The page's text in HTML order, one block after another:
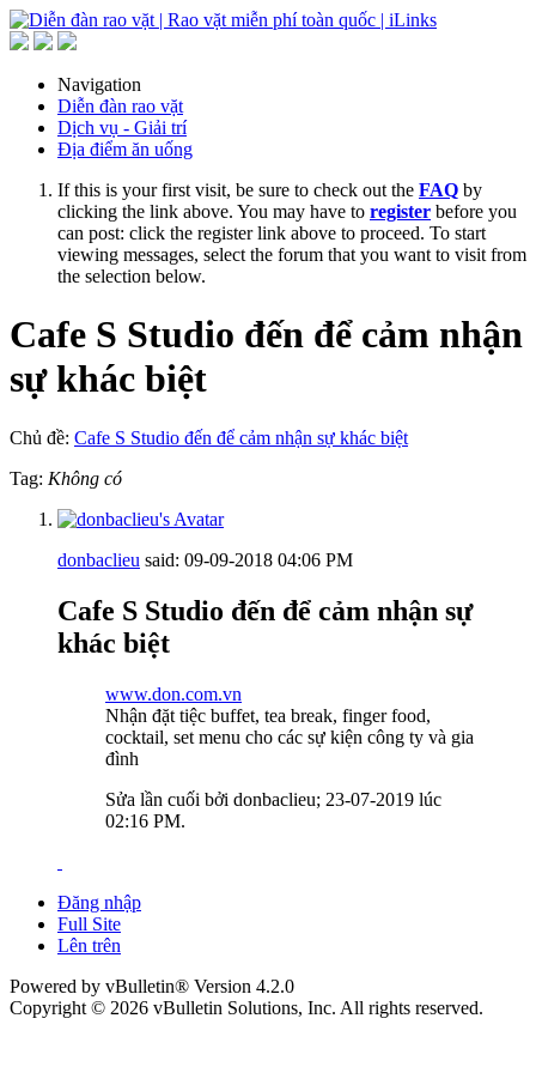
Navigation
Diễn đàn rao vặt
Dịch vụ - Giải trí
Địa điểm ăn uống
If this is your first visit, be sure to check out the FAQ by
clicking the link above. You may have to register before you
can post: click the register link above to proceed. To start
viewing messages, select the forum that you want to visit from
the selection below.
Cafe S Studio đến để cảm nhận
sự khác biệt
Chủ đề: Cafe S Studio đến để cảm nhận sự khác biệt
Tag: Không có
donbaclieu said: 09-09-2018 04:06 PM
Cafe S Studio đến để cảm nhận sự
khác biệt
www.don.com.vn
Nhận đặt tiệc buffet, tea break, finger food,
cocktail, set menu cho các sự kiện công ty và gia
đình
Sửa lần cuối bởi donbaclieu; 23-07-2019 lúc
02:16 PM.
Đăng nhập
Full Site
Lên trên
Powered by vBulletin® Version 4.2.0
Copyright © 2026 vBulletin Solutions, Inc. All rights reserved.